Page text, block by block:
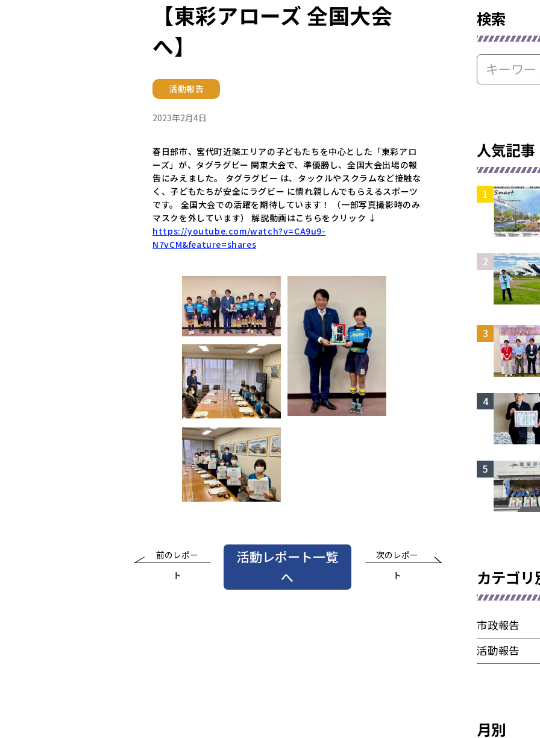
【東彩アローズ 全国大会
へ】
活動報告
2023年2月4日
春日部市、宮代町近隣エリアの子どもたちを中心とした「東彩アロ
ーズ」が、タグラグビー 関東大会で、準優勝し、全国大会出場の報
告にみえました。 タグラグビー は、タックルやスクラムなど接触な
く、子どもたちが安全にラグビー に慣れ親しんでもらえるスポーツ
です。 全国大会での活躍を期待しています！ （一部写真撮影時のみ
マスクを外しています） 解説動画はこちらをクリック ↓
https://youtube.com/watch?v=CA9u9-
N7vCM&feature=shares
前のレポー
ト
活動レポート一覧
へ
次のレポー
ト
検索
人気記事
カテゴリ
市政報告
活動報告
月別